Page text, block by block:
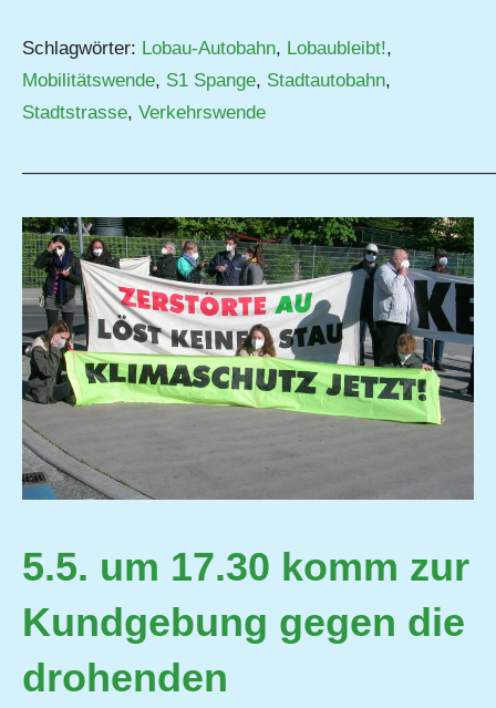
Schlagwörter: Lobau-Autobahn, Lobaubleibt!,
Mobilitätswende, S1 Spange, Stadtautobahn,
Stadtstrasse, Verkehrswende
5.5. um 17.30 komm zur
Kundgebung gegen die
drohenden